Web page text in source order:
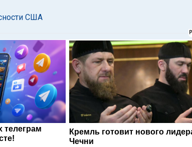
США
Кремль готовит нового
Чечни